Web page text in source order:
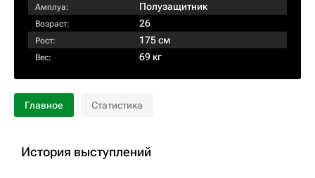
Амплуа: Полузащитник
Возраст: 26
Рост: 175 см
Вес: 69 кг
Главное Статистика
История выступлений